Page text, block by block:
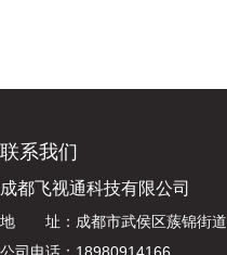
联系我们
成都飞视通科技有限公司
地 址：成都市武侯区蔟锦街道